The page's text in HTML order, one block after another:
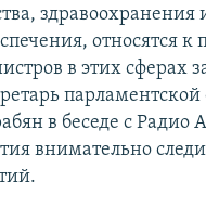
здравоохранения
относятся к
в этих сферах
в беседе с Радио
внимательно